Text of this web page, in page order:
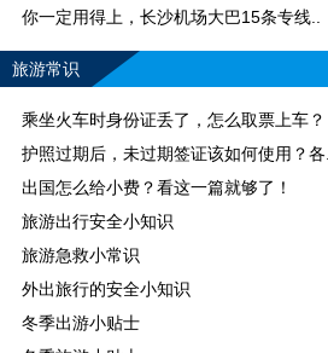
你一定用得上，长沙机场大巴15条专线..
旅游常识
乘坐火车时身份证丢了，怎么取票上车？
护照过期后，未过期签证该如何使用？各..
出国怎么给小费？看这一篇就够了！
旅游出行安全小知识
旅游急救小常识
外出旅行的安全小知识
冬季出游小贴士